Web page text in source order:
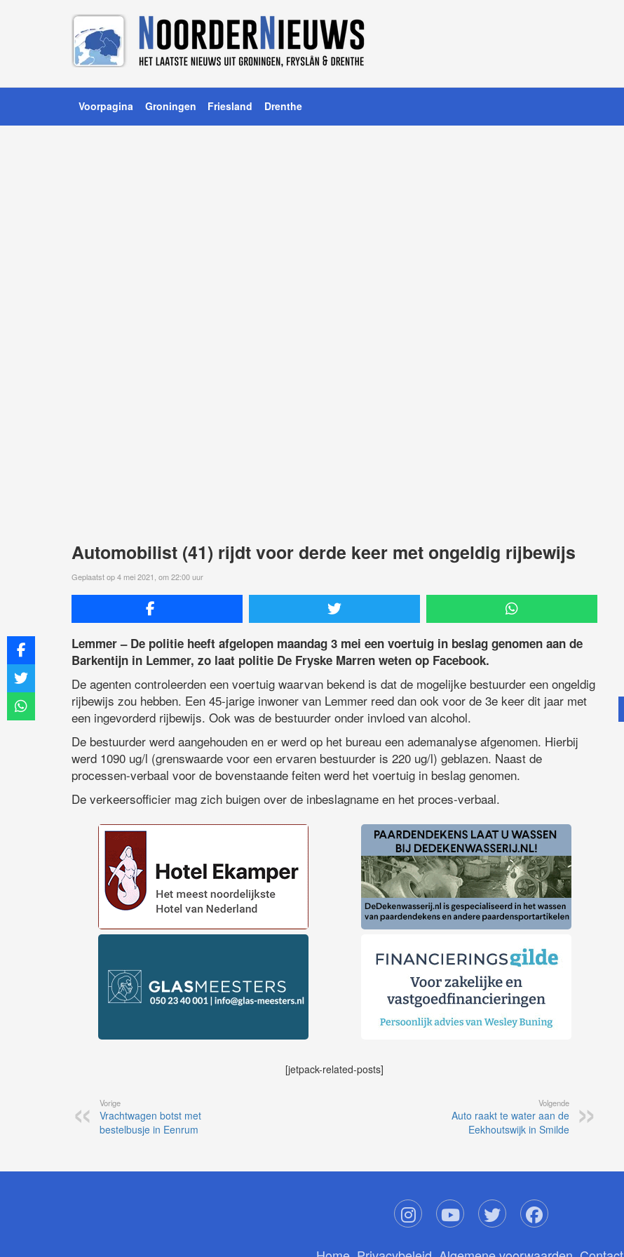
Voorpagina Groningen Friesland Drenthe
Automobilist (41) rijdt voor derde keer met ongeldig rijbewijs
Geplaatst op 4 mei 2021, om 22:00 uur
Lemmer – De politie heeft afgelopen maandag 3 mei een voertuig in beslag genomen aan de
Barkentijn in Lemmer, zo laat politie De Fryske Marren weten op Facebook.
De agenten controleerden een voertuig waarvan bekend is dat de mogelijke bestuurder een ongeldig
rijbewijs zou hebben. Een 45-jarige inwoner van Lemmer reed dan ook voor de 3e keer dit jaar met
een ingevorderd rijbewijs. Ook was de bestuurder onder invloed van alcohol.
De bestuurder werd aangehouden en er werd op het bureau een ademanalyse afgenomen. Hierbij
werd 1090 ug/l (grenswaarde voor een ervaren bestuurder is 220 ug/l) geblazen. Naast de
processen-verbaal voor de bovenstaande feiten werd het voertuig in beslag genomen.
De verkeersofficier mag zich buigen over de inbeslagname en het proces-verbaal.
[jetpack-related-posts]
Vorige
Vrachtwagen botst met
bestelbusje in Eenrum
Volgende
Auto raakt te water aan de
Eekhoutswijk in Smilde